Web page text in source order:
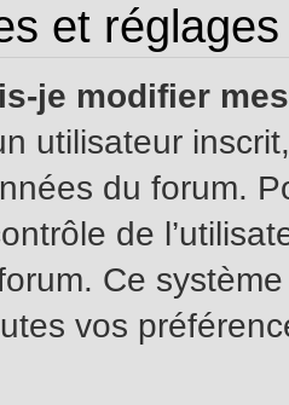
et
je modifier
utilisateur
du forum.
de
Ce
vos